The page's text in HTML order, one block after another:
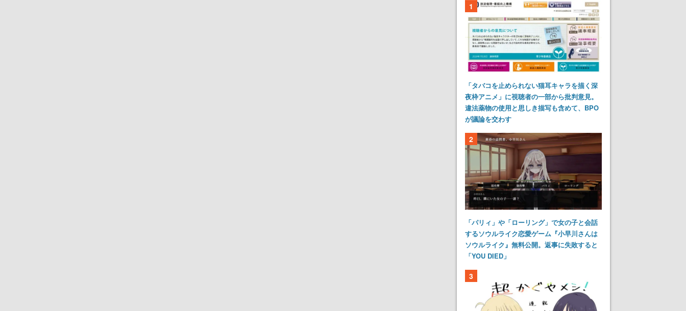
1
「タバコを止められない猫耳キャラを描く深
夜枠アニメ」に視聴者の一部から批判意見。
違法薬物の使用と思しき描写も含めて、BPO
が議論を交わす
2
「パリィ」や「ローリング」で女の子と会話
するソウルライク恋愛ゲーム『小早川さんは
ソウルライク』無料公開。返事に失敗すると
「YOU DIED」
3